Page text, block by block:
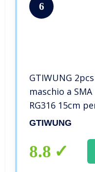
6
GTIWUNG
maschio a
RG316 15cm
CCU2 CC1101
GTIWUNG
8.8